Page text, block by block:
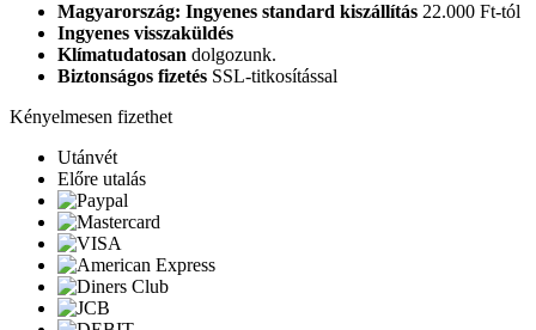
Magyarország: Ingyenes standard kiszállítás 22.000 Ft-tól
Ingyenes visszaküldés
Klímatudatosan dolgozunk.
Biztonságos fizetés SSL-titkosítással
Kényelmesen fizethet
Utánvét
Előre utalás